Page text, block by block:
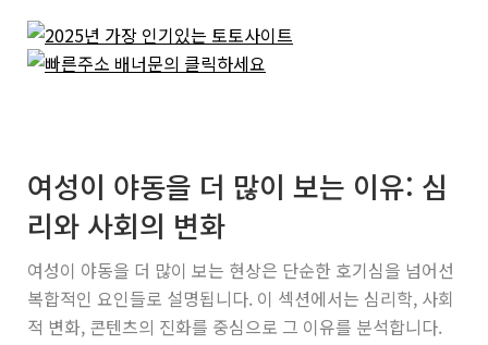
여성이 야동을 더 많이 보는 이유: 심
리와 사회의 변화
여성이 야동을 더 많이 보는 현상은 단순한 호기심을 넘어선
복합적인 요인들로 설명됩니다. 이 섹션에서는 심리학, 사회
적 변화, 콘텐츠의 진화를 중심으로 그 이유를 분석합니다.